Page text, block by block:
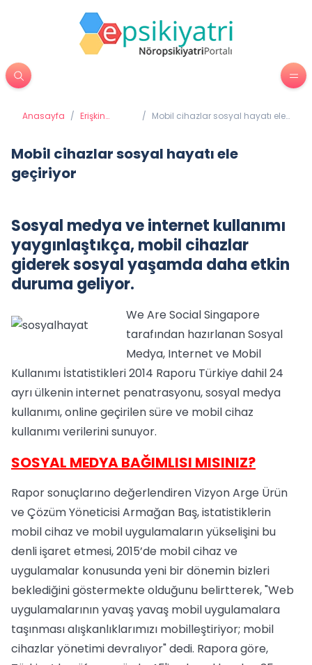
Anasayfa / Erişkin
/ Mobil cihazlar sosyal hayatı ele
Mobil cihazlar sosyal hayatı ele
geçiriyor
Sosyal medya ve internet kullanımı
yaygınlaştıkça, mobil cihazlar
giderek sosyal yaşamda daha etkin
duruma geliyor.
We Are Social Singapore
tarafından hazırlanan Sosyal
Medya, Internet ve Mobil
Kullanımı İstatistikleri 2014 Raporu Türkiye dahil 24
ayrı ülkenin internet penatrasyonu, sosyal medya
kullanımı, online geçirilen süre ve mobil cihaz
kullanımı verilerini sunuyor.
SOSYAL MEDYA BAĞIMLISI MISINIZ?
Rapor sonuçlarıno değerlendiren Vizyon Arge Ürün
ve Çözüm Yöneticisi Armağan Baş, istatistiklerin
mobil cihaz ve mobil uygulamaların yükselişini bu
denli işaret etmesi, 2015’de mobil cihaz ve
uygulamalar konusunda yeni bir dönemin bizleri
beklediğini göstermekte olduğunu belirtterek, "Web
uygulamalarının yavaş yavaş mobil uygulamalara
taşınması alışkanlıklarımızı mobilleştiriyor; mobil
cihazlar yönetimi devralıyor" dedi. Rapora göre,